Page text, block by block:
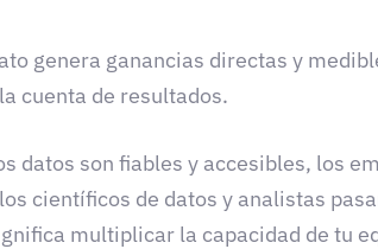
genera ganancias directas y
cuenta de resultados.
datos son fiables y accesibles, los
científicos de datos y analistas
multiplicar la capacidad de tu